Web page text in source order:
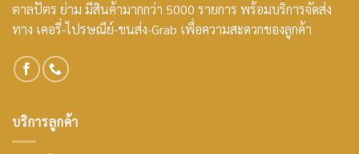
ตาลปัตร ย่าม มีสินค้ามากกว่า 5000 รายการ พร้อมบริการจัดส่ง
ทาง เคอรี่-ไปรษณีย์-ขนส่ง-Grab เพื่อความสะดวกของลูกค้า
บริการลูกค้า